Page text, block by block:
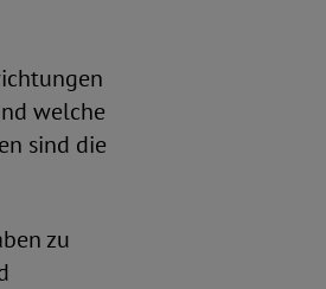
welche
sind die
zu